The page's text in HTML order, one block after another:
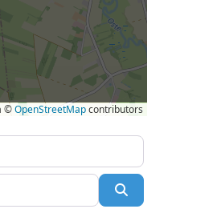
©OpenStreetMapcontributors
Suchen